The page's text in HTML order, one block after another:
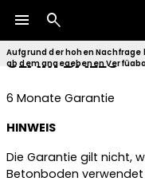
menu search
Aufgrund der hohen Nachfrage
werden nicht von der
SLAM BALLS
6 Monate Garantie
HINWEIS
Die Garantie gilt nicht,
Betonboden verwendet